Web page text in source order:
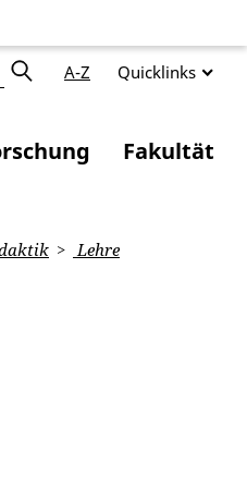
A-Z Quicklinks
Fakultät
Lehre